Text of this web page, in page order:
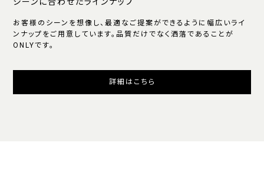
お客様のシーンを想像し、最適なご提案ができるように幅広いライ
ンナップをご用意しています。品質だけでなく洒落であることが
ONLYです。
詳細はこちら